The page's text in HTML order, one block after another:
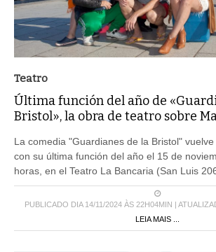
Teatro
Última función del año de
Bristol», la obra de teatro sobre
La comedia "Guardianes de la Bristol"
con su última función del año el 15 de
horas, en el Teatro La Bancaria (San Luis
PUBLICADO DIA 14/11/2024 ÀS 22H04MIN |
LEIA MAIS ...